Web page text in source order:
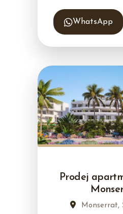
WhatsApp
Prodej
Monserrat,